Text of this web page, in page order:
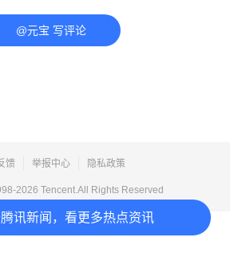
腾讯新闻，看更多热点资讯
@元宝 写评论
馈 举报中心 隐私政策
2026 Tencent.All Rights Reserved